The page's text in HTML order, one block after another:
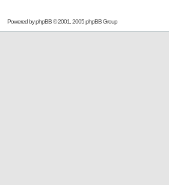
Powered byphpBB© 2001, 2005 phpBB Group